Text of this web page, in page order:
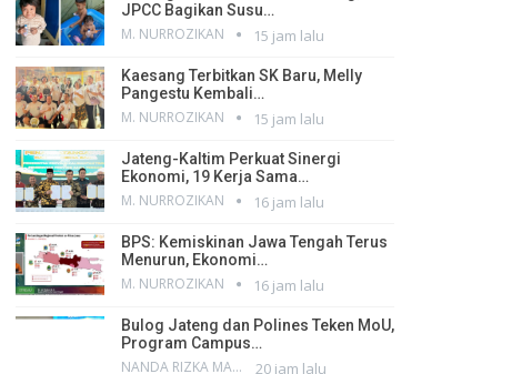
JPCC Bagikan Susu…
M. NURROZIKAN 15 jam lalu
Kaesang Terbitkan SK Baru, Melly
Pangestu Kembali…
M. NURROZIKAN 15 jam lalu
Jateng-Kaltim Perkuat Sinergi
Ekonomi, 19 Kerja Sama…
M. NURROZIKAN 16 jam lalu
BPS: Kemiskinan Jawa Tengah Terus
Menurun, Ekonomi…
M. NURROZIKAN 16 jam lalu
Bulog Jateng dan Polines Teken MoU,
Program Campus…
NANDA RIZKA MAHENDRA 20 jam lalu